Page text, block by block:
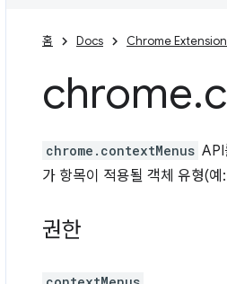
홈 Docs Chrome
chrome.
chrome.contextMenus
가 항목이 적용될 객체 유형(
권한